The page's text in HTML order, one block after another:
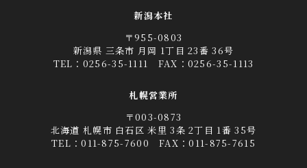
新潟本社
〒955-0803
新潟県 三条市 月岡 1丁目 23番 36号
TEL： 0256-35-1111 FAX：0256-35-1113
札幌営業所
〒003-0873
北海道 札幌市 白石区 米里 3条 2丁目 1番 35号
TEL：011-875-7600 FAX：011-875-7615